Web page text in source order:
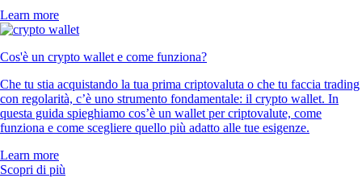
Learn more
Cos'è un crypto wallet e come funziona?
Che tu stia acquistando la tua prima criptovaluta o che tu faccia trading
con regolarità, c’è uno strumento fondamentale: il crypto wallet. In
questa guida spieghiamo cos’è un wallet per criptovalute, come
funziona e come scegliere quello più adatto alle tue esigenze.
Learn more
Scopri di più